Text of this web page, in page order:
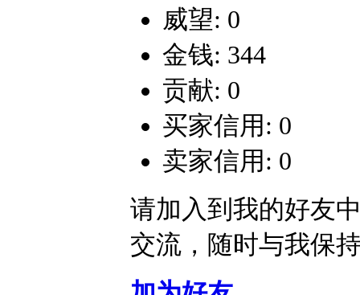
威望: 0
金钱: 344
贡献: 0
买家信用: 0
卖家信用: 0
请加入到我的好友
交流，随时与我保